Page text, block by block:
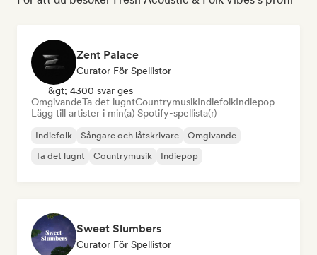
Zent Palace
Curator För Spellistor
&gt; 4300 svar ges
OmgivandeTa det lugntCountrymusikIndiefolkIndiepop
Lägg till artister i min(a) Spotify-spellista(r)
Indiefolk Sångare och låtskrivare
Omgivande
Ta det lugnt
Countrymusik Indiepop
Sweet Slumbers
Curator För Spellistor